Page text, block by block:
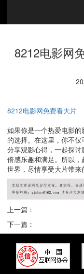
8212电影网
8212电影网免费看大片
如果你是一个热爱电影
的选择。在这里，你不
分享观影心得，一起探
倍感乐趣和满足。所以
世界，尽情享受大片带来
上一篇：
下一篇：